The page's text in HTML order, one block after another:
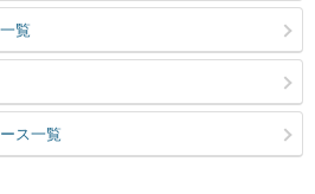
覧
ス一覧